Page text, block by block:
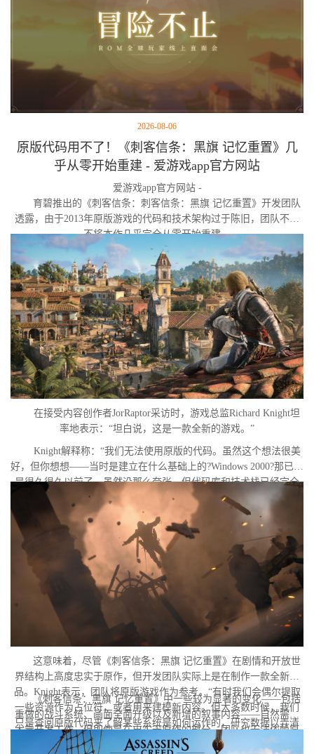
2026-08-06
原版代码用不了！《刺客信条：黑旗 记忆重置》几
乎从零开始重建 - 爱游戏app官方网站
爱游戏app官方网站 -
育碧推出的《刺客信条：刺客信条：黑旗 记忆重置》开发团队
透露，由于2013年原版游戏的代码和技术架构过于陈旧，团队不得
不将本作几乎完全从零开始重建。
在接受内容创作者JorRaptor采访时，游戏总监Richard Knight坦
率地表示：“坦白说，这是一款全新的游戏。”
Knight解释称：“我们无法使用原版的代码。虽然这个想法很美
好，但你想想——当时是建立在什么基础上的?Windows 2000?那已经
是很久很久以前了。虽然没那么夸张，但代码库和技术栈已经完全
不一样了。”
这意味着，尽管《刺客信条：黑旗 记忆重置》在剧情和开放世
界结构上高度忠实于原作，但开发团队实际上是在制作一款全新作
品。Knight表示，团队将原版游戏作为参考，“有时我们会偶尔提取
一些资源作为占位符，或者用来建模新内容。但大多数时候，我们
只是查阅原版代码来了解某些系统是如何运作的，研究数据以弄清
楚某些功能背后的逻辑，学习其中隐藏的秘密。但本质上，我们必
《刺客信条：黑旗 记忆重置》中一些较为显著的变化——包括
重做的战斗系统、画面全面升级以及新增的叙事内容——自然需要
大量开发工作。但即使是在忠实于原作的部分，团队也无法依赖原
版的存档代码。